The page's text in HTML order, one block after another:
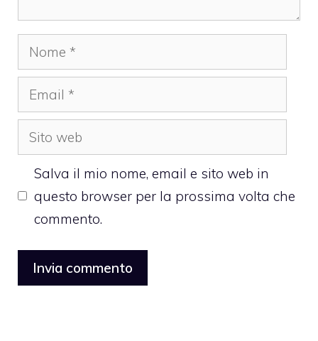
Nome
Email
Sito
web
Salva il mio nome, email e sito web in
questo browser per la prossima volta che
commento.